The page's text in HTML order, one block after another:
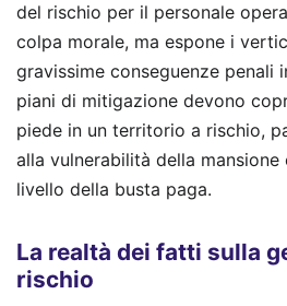
del rischio per il personale
colpa morale, ma espone i
gravissime conseguenze penali
piani di mitigazione devono
piede in un territorio a rischio,
alla vulnerabilità della mansione
livello della busta paga.
La realtà dei fatti sulla
rischio